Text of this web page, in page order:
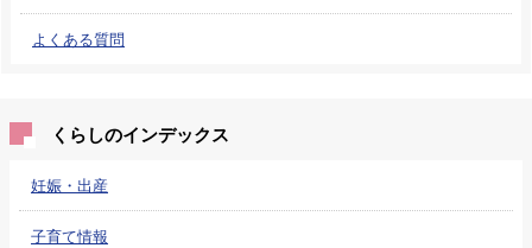
よくある質問
くらしのインデックス
妊娠・出産
子育て情報